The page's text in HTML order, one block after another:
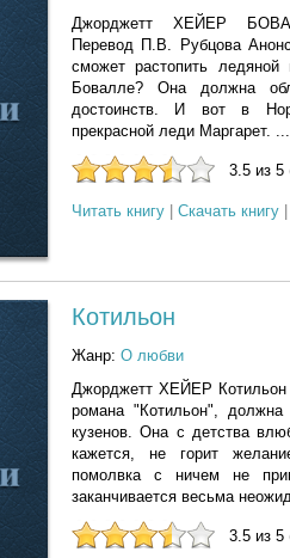
Джорджетт ХЕЙЕР
Перевод П.В. Рубцова
сможет растопить
Бовалле? Она должна
достоинств. И вот в
прекрасной леди Маргарет. ...
3.5 из 5
Читать книгу Скачать книгу
Котильон
Жанр: О любви
Джорджетт ХЕЙЕР Котильон
романа "Котильон",
кузенов. Она с детства
кажется, не горит
помолвка с ничем не
заканчивается весьма
3.5 из 5